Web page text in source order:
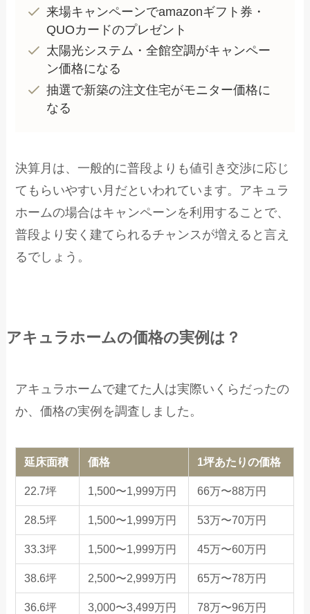
来場キャンペーンでamazonギフト券・
QUOカードのプレゼント
太陽光システム・全館空調がキャンペー
ン価格になる
抽選で新築の注文住宅がモニター価格に
なる
決算月は、一般的に普段よりも値引き交渉に応じ
てもらいやすい月だといわれています。アキュラ
ホームの場合はキャンペーンを利用することで、
普段より安く建てられるチャンスが増えると言え
るでしょう。
アキュラホームの価格の実例は？
アキュラホームで建てた人は実際いくらだったの
か、価格の実例を調査しました。
延床面積 価格 1坪あたりの価格
22.7坪 1,500〜1,999万円 66万〜88万円
28.5坪 1,500〜1,999万円 53万〜70万円
33.3坪 1,500〜1,999万円 45万〜60万円
38.6坪 2,500〜2,999万円 65万〜78万円
36.6坪 3,000〜3,499万円 78万〜96万円